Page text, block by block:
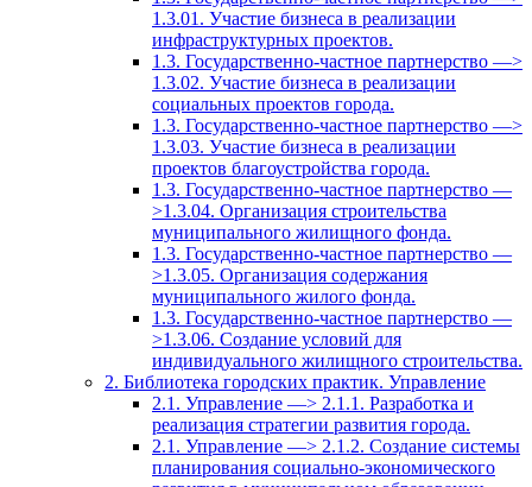
1.3.01. Участие бизнеса в реализации
инфраструктурных проектов.
1.3. Государственно-частное партнерство —>
1.3.02. Участие бизнеса в реализации
социальных проектов города.
1.3. Государственно-частное партнерство —>
1.3.03. Участие бизнеса в реализации
проектов благоустройства города.
1.3. Государственно-частное партнерство —
>1.3.04. Организация строительства
муниципального жилищного фонда.
1.3. Государственно-частное партнерство —
>1.3.05. Организация содержания
муниципального жилого фонда.
1.3. Государственно-частное партнерство —
>1.3.06. Создание условий для
индивидуального жилищного строительства.
2. Библиотека городских практик. Управление
2.1. Управление —> 2.1.1. Разработка и
реализация стратегии развития города.
2.1. Управление —> 2.1.2. Создание системы
планирования социально-экономического